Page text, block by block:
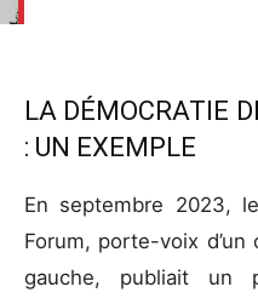
LA DÉMOCRATIE
: UN EXEMPLE
En septembre 2023,
Forum, porte-voix
gauche, publiait un